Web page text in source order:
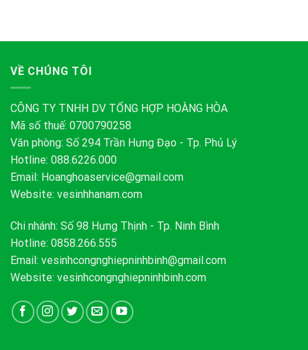
VỀ CHÚNG TÔI
CÔNG TY TNHH DV TỔNG HỢP HOÀNG HÒA
Mã số thuế: 0700790258
Văn phòng: Số 294 Trần Hưng Đạo - Tp. Phủ Lý
Hotline: 088.6226.000
Email: Hoanghoaservice@gmail.com
Website: vesinhhanam.com
Chi nhánh: Số 98 Hưng Thịnh - Tp. Ninh Bình
Hotline: 0858.266.555
Email: vesinhcongnghiepninhbinh@gmail.com
Website: vesinhcongnghiepninhbinh.com